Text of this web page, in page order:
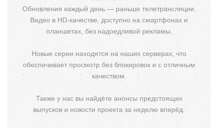
Обновления каждый день — раньше телетрансляции.
Видео в HD-качестве, доступно на смартфонах и
планшетах, без надоедливой рекламы.
Новые серии находятся на наших серверах, что
обеспечивает просмотр без блокировок и с отличным
качеством.
Также у нас вы найдёте анонсы предстоящих
выпусков и новости проекта за неделю вперёд.